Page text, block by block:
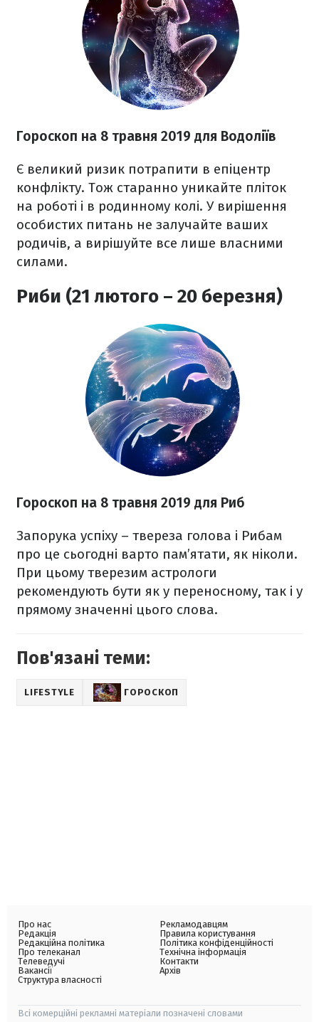
Гороскоп на 8 травня 2019 для Водоліїв
Є великий ризик потрапити в епіцентр
конфлікту. Тож старанно уникайте пліток
на роботі і в родинному колі. У вирішення
особистих питань не залучайте ваших
родичів, а вирішуйте все лише власними
силами.
Риби (21 лютого – 20 березня)
Гороскоп на 8 травня 2019 для Риб
Запорука успіху – твереза голова і Рибам
про це сьогодні варто пам’ятати, як ніколи.
При цьому тверезим астрологи
рекомендують бути як у переносному, так і у
прямому значенні цього слова.
Пов'язані теми:
LIFESTYLE ГОРОСКОП
Про нас
Редакція
Редакційна політика
Про телеканал
Телеведучі
Вакансії
Структура власності
Рекламодавцям
Правила користування
Політика конфіденційності
Технічна інформація
Контакти
Архів
Всі комерційні рекламні матеріали позначені словами